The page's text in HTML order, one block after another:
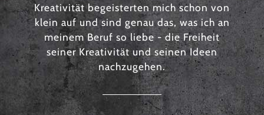
Kreativität begeisterten mich schon von
klein auf und sind genau das, was ich an
meinem Beruf so liebe - die Freiheit
seiner Kreativität und seinen Ideen
nachzugehen.